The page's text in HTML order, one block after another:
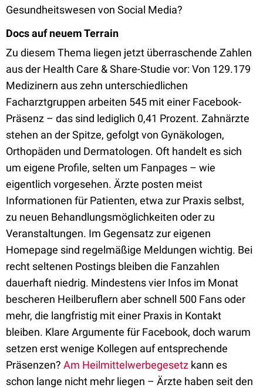
Gesundheitswesen von Social Media?
Docs auf neuem Terrain
Zu diesem Thema liegen jetzt überraschende Zahlen
aus der Health Care & Share-Studie vor: Von 129.179
Medizinern aus zehn unterschiedlichen
Facharztgruppen arbeiten 545 mit einer Facebook-
Präsenz – das sind lediglich 0,41 Prozent. Zahnärzte
stehen an der Spitze, gefolgt von Gynäkologen,
Orthopäden und Dermatologen. Oft handelt es sich
um eigene Profile, selten um Fanpages – wie
eigentlich vorgesehen. Ärzte posten meist
Informationen für Patienten, etwa zur Praxis selbst,
zu neuen Behandlungsmöglichkeiten oder zu
Veranstaltungen. Im Gegensatz zur eigenen
Homepage sind regelmäßige Meldungen wichtig. Bei
recht seltenen Postings bleiben die Fanzahlen
dauerhaft niedrig. Mindestens vier Infos im Monat
bescheren Heilberuflern aber schnell 500 Fans oder
mehr, die langfristig mit einer Praxis in Kontakt
bleiben. Klare Argumente für Facebook, doch warum
setzen erst wenige Kollegen auf entsprechende
Präsenzen? Am Heilmittelwerbegesetz kann es
schon lange nicht mehr liegen – Ärzte haben seit den